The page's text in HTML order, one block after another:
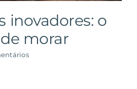
inovadores: o
morar